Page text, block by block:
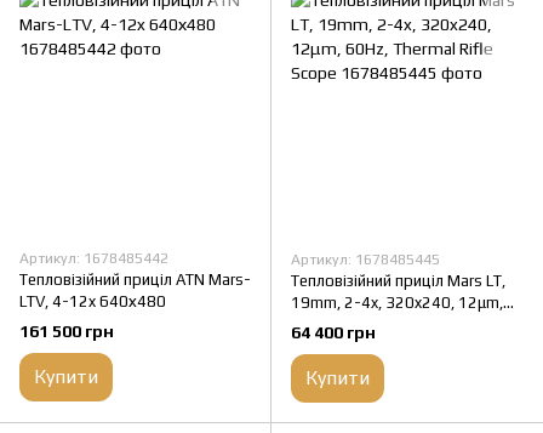
Артикул: 1678485442
Тепловізійний приціл ATN Mars-
LTV, 4-12x 640х480
161 500 грн
Купити
Артикул: 1678485445
Тепловізійний приціл Mars LT,
19mm, 2-4x, 320x240, 12μm,
60Hz, Thermal Rifle Scope
64 400 грн
Купити